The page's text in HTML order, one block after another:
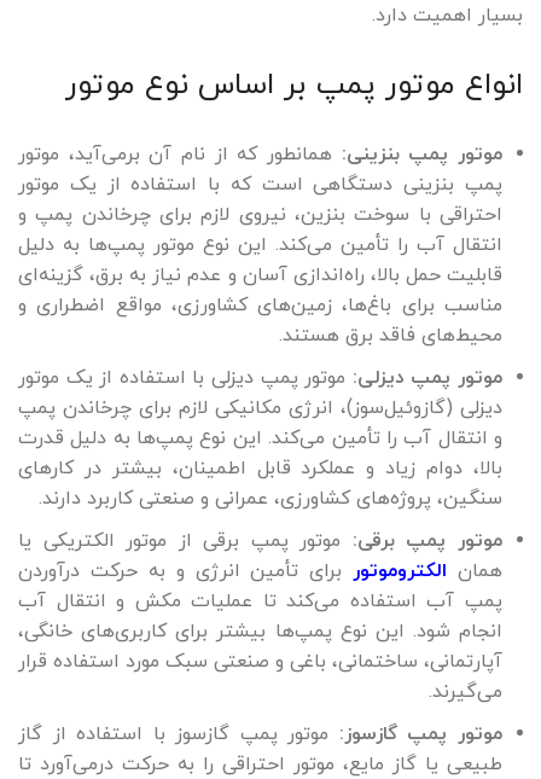
بسیار اهمیت دارد.
انواع موتور پمپ بر اساس نوع موتور
موتور پمپ بنزینی: همانطور که از نام آن برمی‌آید، موتور
پمپ بنزینی دستگاهی است که با استفاده از یک موتور
احتراقی با سوخت بنزین، نیروی لازم برای چرخاندن پمپ و
انتقال آب را تأمین می‌کند. این نوع موتور پمپ‌ها به دلیل
قابلیت حمل بالا، راه‌اندازی آسان و عدم نیاز به برق، گزینه‌ای
مناسب برای باغ‌ها، زمین‌های کشاورزی، مواقع اضطراری و
محیط‌های فاقد برق هستند.
موتور پمپ دیزلی: موتور پمپ دیزلی با استفاده از یک موتور
دیزلی (گازوئیل‌سوز)، انرژی مکانیکی لازم برای چرخاندن پمپ
و انتقال آب را تأمین می‌کند. این نوع پمپ‌ها به دلیل قدرت
بالا، دوام زیاد و عملکرد قابل اطمینان، بیشتر در کارهای
سنگین، پروژه‌های کشاورزی، عمرانی و صنعتی کاربرد دارند.
موتور پمپ برقی: موتور پمپ برقی از موتور الکتریکی یا
همان الکتروموتور برای تأمین انرژی و به حرکت درآوردن
پمپ آب استفاده می‌کند تا عملیات مکش و انتقال آب
انجام شود. این نوع پمپ‌ها بیشتر برای کاربری‌های خانگی،
آپارتمانی، ساختمانی، باغی و صنعتی سبک مورد استفاده قرار
می‌گیرند.
موتور پمپ گازسوز: موتور پمپ گازسوز با استفاده از گاز
طبیعی یا گاز مایع، موتور احتراقی را به حرکت درمی‌آورد تا